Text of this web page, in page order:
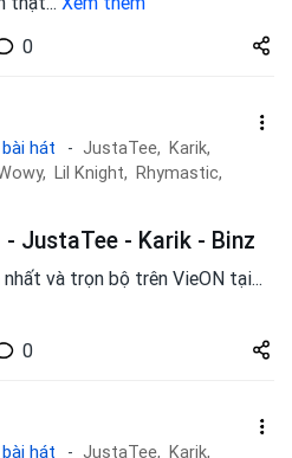
0
Share
zuto.vn
hát JustaTee, Karik,
Lil Knight, Rhymastic,
- JustaTee - Karik - Binz
và trọn bộ trên VieON tại...
0
Share
zuto.vn
hát JustaTee, Karik,